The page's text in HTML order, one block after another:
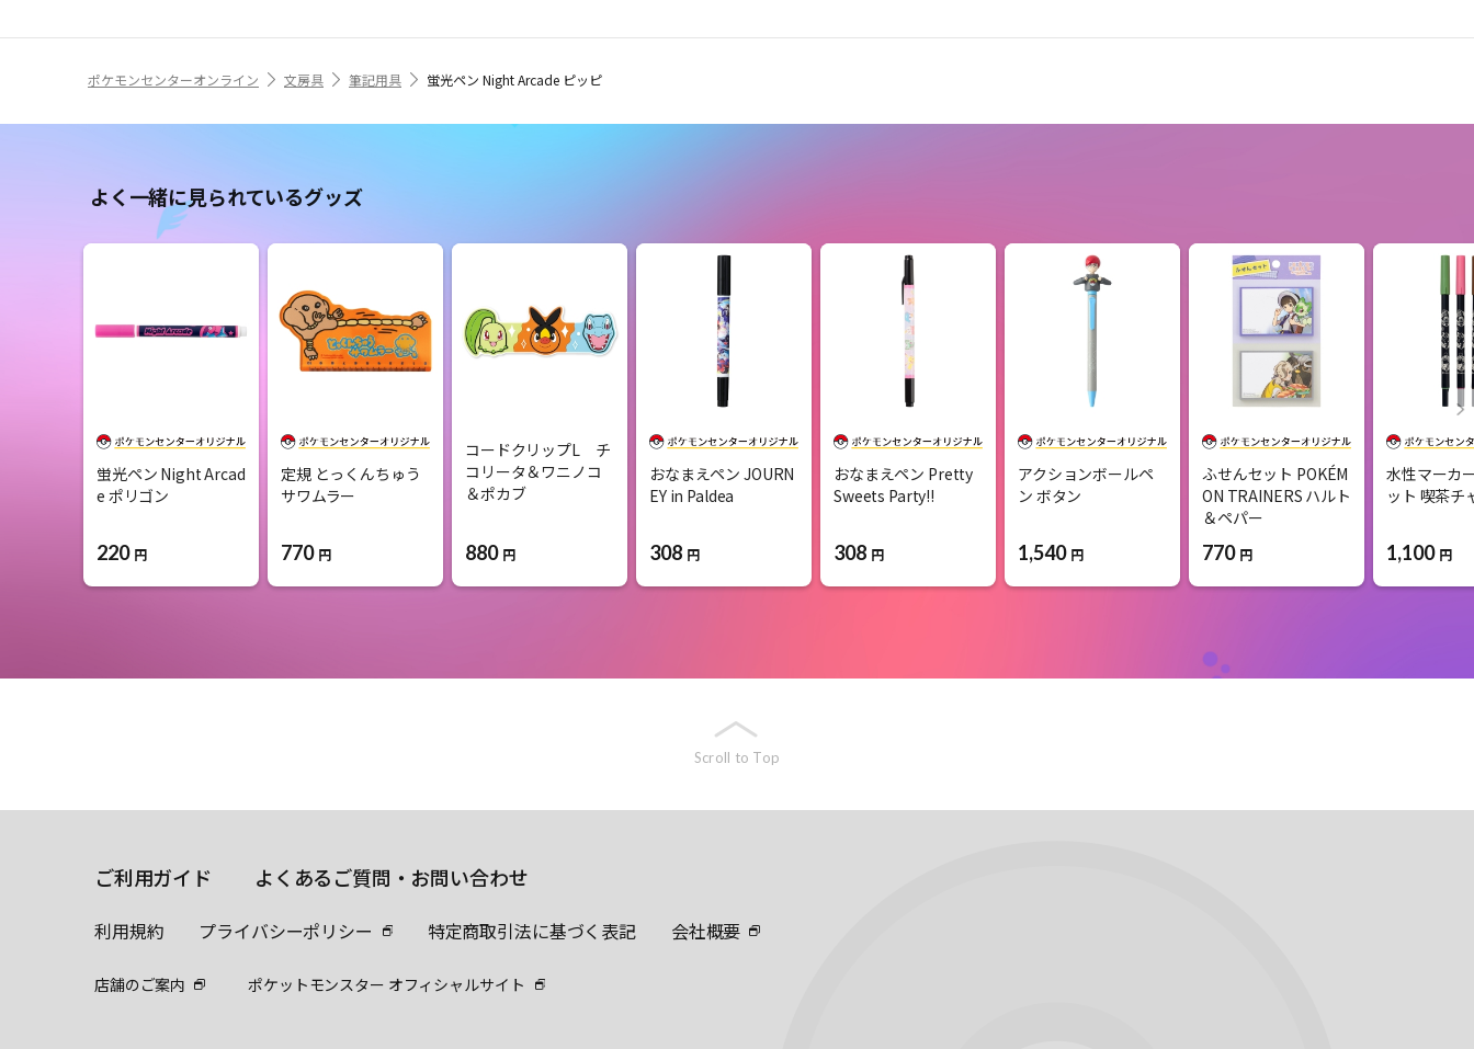
ポケモンセンターオンライン 文房具 筆記用具 蛍光ペン Night Arcade ピッピ
よく一緒に見られているグッズ
蛍光ペン Night Arcad
e ポリゴン
220 円
定規 とっくんちゅう
サワムラー
770 円
コードクリップL チ
コリータ＆ワニノコ
＆ポカブ
880 円
おなまえペン JOURN
EY in Paldea
308 円
おなまえペン Pretty
Sweets Party!!
308 円
アクションボールペ
ン ボタン
1,540 円
ふせんセット POKÉM
ON TRAINERS ハルト
＆ペパー
770 円
水性マーカ
ット 喫茶チ
1,100 円
Scroll to Top
ご利用ガイド よくあるご質問・お問い合わせ
利用規約 プライバシーポリシー 特定商取引法に基づく表記 会社概要
店舗のご案内 ポケットモンスター オフィシャルサイト